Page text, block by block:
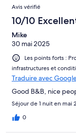
Avis vérifié
10/10
Mike
30 mai 2025
Les points forts :
infrastructures et
Traduire avec
Good B&B, nice
Séjour de 1 nuit en mai
0